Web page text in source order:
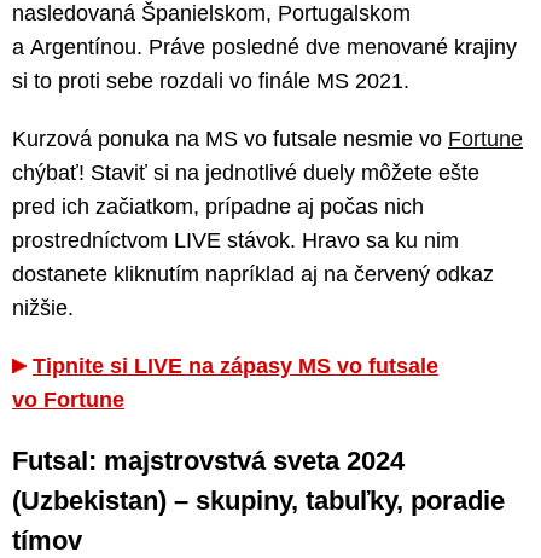
nasledovaná Španielskom, Portugalskom
a Argentínou. Práve posledné dve menované krajiny
si to proti sebe rozdali vo finále MS 2021.
Kurzová ponuka na MS vo futsale nesmie vo Fortune
chýbať! Staviť si na jednotlivé duely môžete ešte
pred ich začiatkom, prípadne aj počas nich
prostredníctvom LIVE stávok. Hravo sa ku nim
dostanete kliknutím napríklad aj na červený odkaz
nižšie.
Tipnite si LIVE na zápasy MS vo futsale
vo Fortune
Futsal: majstrovstvá sveta 2024
(Uzbekistan) – skupiny, tabuľky, poradie
tímov